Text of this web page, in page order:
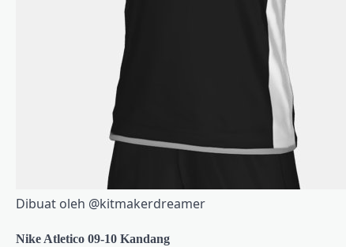
Dibuat oleh @kitmakerdreamer
Nike Atletico 09-10 Kandang